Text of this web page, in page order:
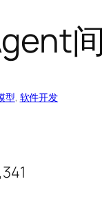
型, 软件开发